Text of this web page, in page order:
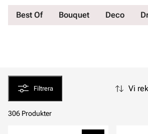
Best Of Bouquet Deco
Filtrera Vi
306 Produkter